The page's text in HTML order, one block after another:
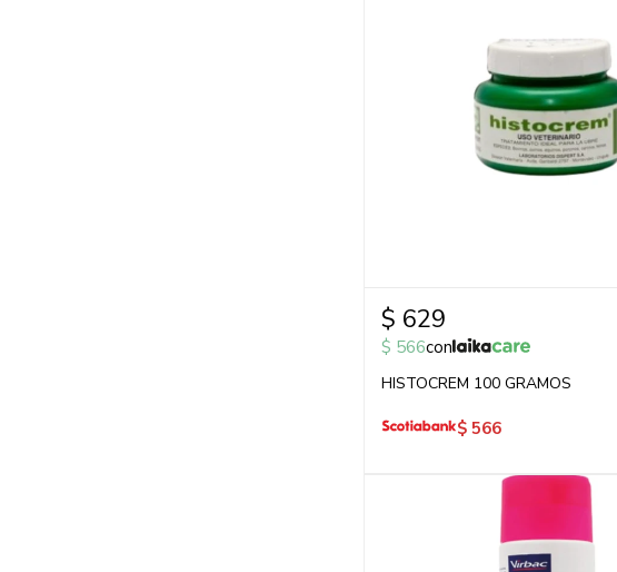
$ 629
$ 566con
HISTOCREM 100 GRAMOS
$ 566